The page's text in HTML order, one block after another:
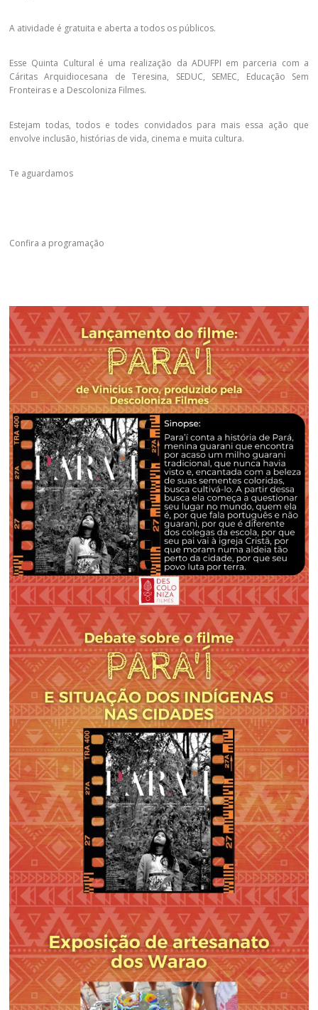
A atividade é gratuita e aberta a todos os públicos.
Esse Quinta Cultural é uma realização da ADUFPI em parceria com a
Cáritas Arquidiocesana de Teresina, SEDUC, SEMEC, Educação Sem
Fronteiras e a Descoloniza Filmes.
Estejam todas, todos e todes convidados para mais essa ação que
envolve inclusão, histórias de vida, cinema e muita cultura.
Te aguardamos
Confira a programação